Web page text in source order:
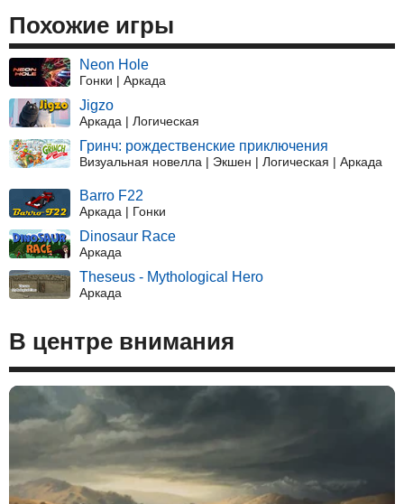
Похожие игры
Neon Hole
Гонки | Аркада
Jigzo
Аркада | Логическая
Гринч: рождественские приключения
Визуальная новелла | Экшен | Логическая | Аркада
Barro F22
Аркада | Гонки
Dinosaur Race
Аркада
Theseus - Mythological Hero
Аркада
В центре внимания